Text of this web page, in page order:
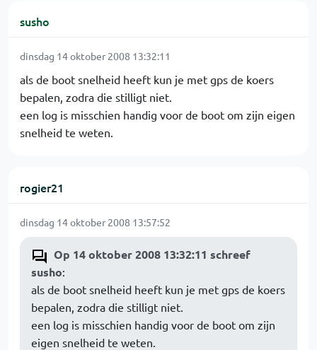
susho
dinsdag 14 oktober 2008 13:32:11
als de boot snelheid heeft kun je met gps de koers
bepalen, zodra die stilligt niet.
een log is misschien handig voor de boot om zijn eigen
snelheid te weten.
rogier21
dinsdag 14 oktober 2008 13:57:52
Op 14 oktober 2008 13:32:11 schreef
susho:
als de boot snelheid heeft kun je met gps de koers
bepalen, zodra die stilligt niet.
een log is misschien handig voor de boot om zijn
eigen snelheid te weten.